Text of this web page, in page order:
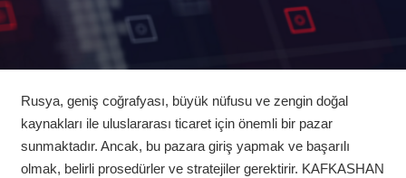
Rusya, geniş coğrafyası, büyük nüfusu ve zengin doğal
kaynakları ile uluslararası ticaret için önemli bir pazar
sunmaktadır. Ancak, bu pazara giriş yapmak ve başarılı
olmak, belirli prosedürler ve stratejiler gerektirir. KAFKASHAN